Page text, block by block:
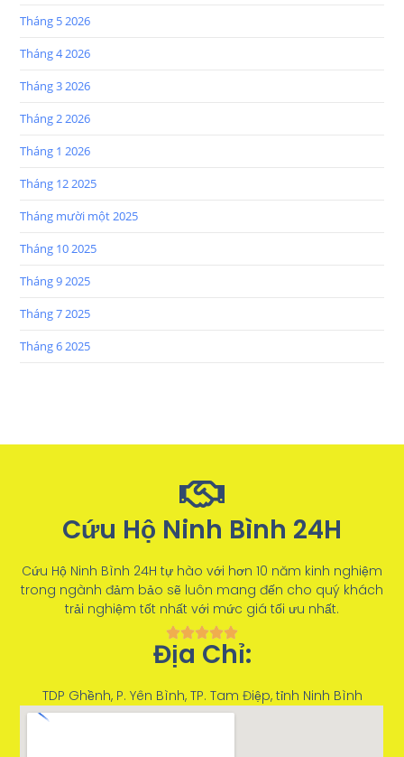
Tháng 5 2026
Tháng 4 2026
Tháng 3 2026
Tháng 2 2026
Tháng 1 2026
Tháng 12 2025
Tháng mười một 2025
Tháng 10 2025
Tháng 9 2025
Tháng 7 2025
Tháng 6 2025
Cứu Hộ Ninh Bình 24H
Cứu Hộ Ninh Bình 24H tự hào với hơn 10 năm kinh nghiệm
trong ngành đảm bảo sẽ luôn mang đến cho quý khách
trải nghiệm tốt nhất với mức giá tối ưu nhất.
Địa Chỉ:
TDP Ghềnh, P. Yên Bình, TP. Tam Điệp, tỉnh Ninh Bình